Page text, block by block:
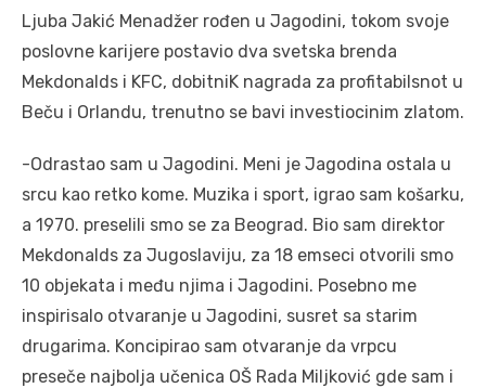
Ljuba Jakić Menadžer rođen u Jagodini, tokom svoje
poslovne karijere postavio dva svetska brenda
Mekdonalds i KFC, dobitniK nagrada za profitabilsnot u
Beču i Orlandu, trenutno se bavi investiocinim zlatom.
-Odrastao sam u Jagodini. Meni je Jagodina ostala u
srcu kao retko kome. Muzika i sport, igrao sam košarku,
a 1970. preselili smo se za Beograd. Bio sam direktor
Mekdonalds za Jugoslaviju, za 18 emseci otvorili smo
10 objekata i među njima i Jagodini. Posebno me
inspirisalo otvaranje u Jagodini, susret sa starim
drugarima. Koncipirao sam otvaranje da vrpcu
preseče najbolja učenica OŠ Rada Miljković gde sam i